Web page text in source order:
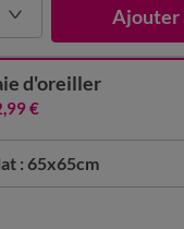
Ajouter
: 65x65cm
d'oreiller
€